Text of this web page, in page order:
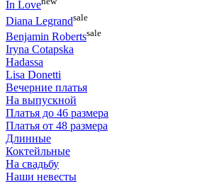
In Love
Diana Legrandsale
Benjamin Robertssale
Iryna Cotapska
Hadassa
Lisa Donetti
Вечерние платья
На выпускной
Платья до 46 размера
Платья от 48 размера
Длинные
Коктейльные
На свадьбу
Наши невесты